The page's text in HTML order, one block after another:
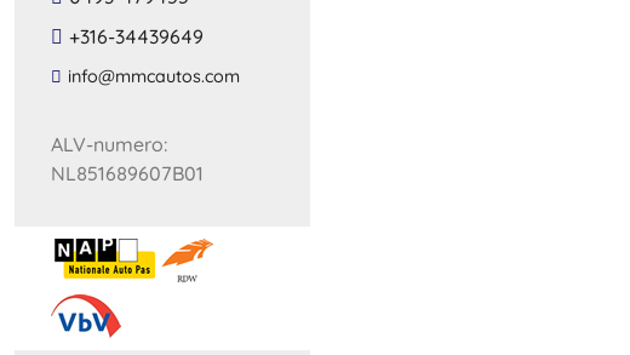
+316-34439649
​info​@​mmcautos​.​com​
ALV-numero:
NL851689607B01